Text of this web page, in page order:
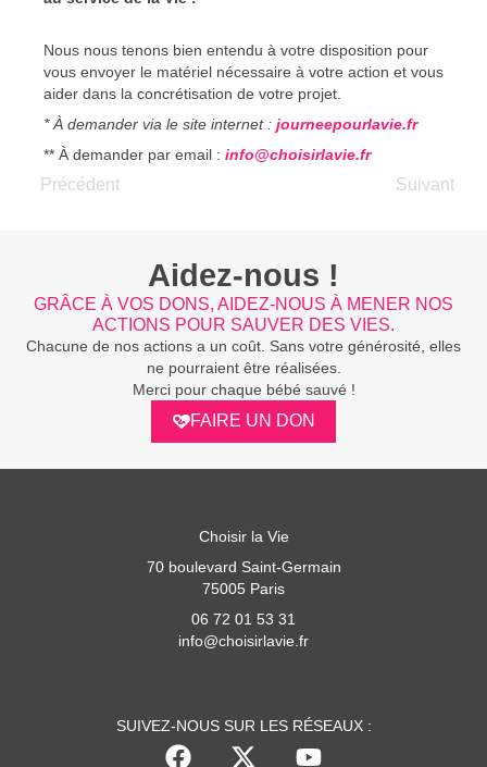
Nous nous tenons bien entendu à votre disposition pour
vous envoyer le matériel nécessaire à votre action et vous
aider dans la concrétisation de votre projet.
* À demander via le site internet : journeepourlavie.fr
** À demander par email : info@choisirlavie.fr
Précédent Suivant
Aidez-nous !
GRÂCE À VOS DONS, AIDEZ-NOUS À MENER NOS
ACTIONS POUR SAUVER DES VIES.
Chacune de nos actions a un coût. Sans votre générosité, elles
ne pourraient être réalisées.
Merci pour chaque bébé sauvé !
FAIRE UN DON
Choisir la Vie
70 boulevard Saint-Germain
75005 Paris
06 72 01 53 31
info@choisirlavie.fr
SUIVEZ-NOUS SUR LES RÉSEAUX :